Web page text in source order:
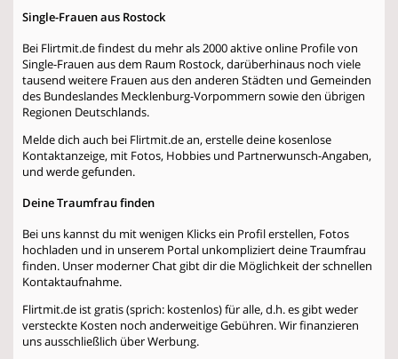
Single-Frauen aus Rostock
Bei Flirtmit.de findest du mehr als 2000 aktive online Profile von
Single-Frauen aus dem Raum Rostock, darüberhinaus noch viele
tausend weitere Frauen aus den anderen Städten und Gemeinden
des Bundeslandes Mecklenburg-Vorpommern sowie den übrigen
Regionen Deutschlands.
Melde dich auch bei Flirtmit.de an, erstelle deine kosenlose
Kontaktanzeige, mit Fotos, Hobbies und Partnerwunsch-Angaben,
und werde gefunden.
Deine Traumfrau finden
Bei uns kannst du mit wenigen Klicks ein Profil erstellen, Fotos
hochladen und in unserem Portal unkompliziert deine Traumfrau
finden. Unser moderner Chat gibt dir die Möglichkeit der schnellen
Kontaktaufnahme.
Flirtmit.de ist gratis (sprich: kostenlos) für alle, d.h. es gibt weder
versteckte Kosten noch anderweitige Gebühren. Wir finanzieren
uns ausschließlich über Werbung.